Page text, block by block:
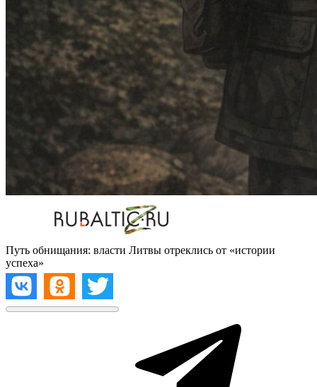
Путь обнищания: власти Литвы отреклись от «истории
успеха»